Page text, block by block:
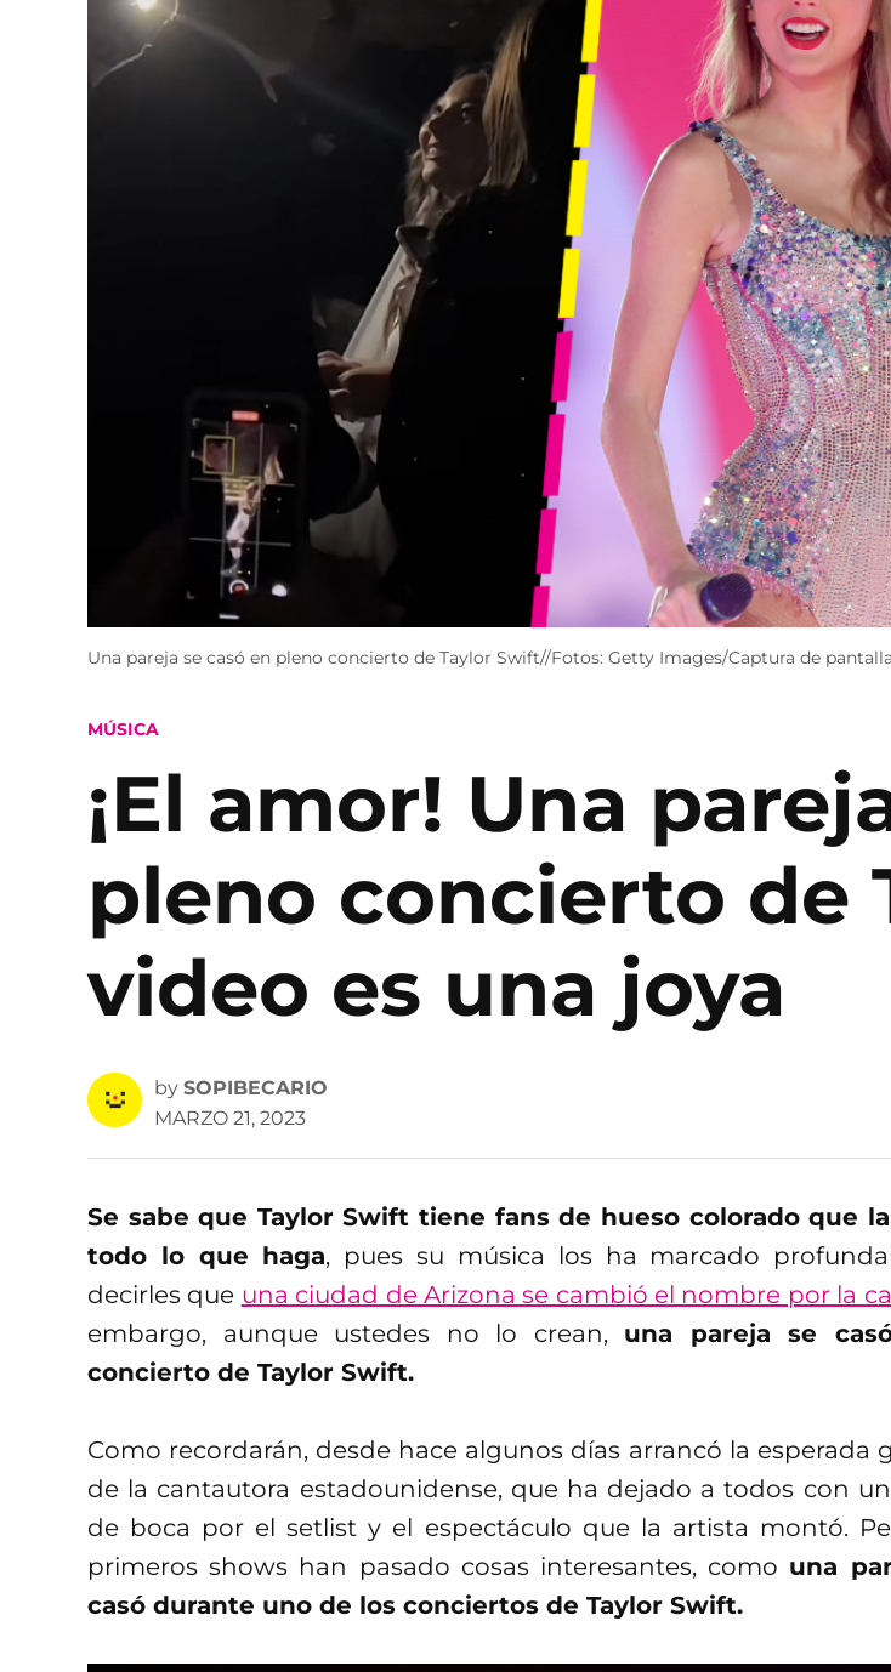
Una pareja se casó en pleno concierto de Taylor Swift//Fotos: Getty Images/Captura de pantalla
POSTED
MÚSICA
¡El amor! Una
pleno concierto de
video es una joya
by SOPIBECARIO
MARZO 21, 2023
Se sabe que Taylor Swift tiene fans de hueso colorado que
todo lo que haga, pues su música los ha marcado
decirles que una ciudad de Arizona se cambió el nombre por la
embargo, aunque ustedes no lo crean, una pareja se
concierto de Taylor Swift.
Como recordarán, desde hace algunos días arrancó la esperada
de la cantautora estadounidense, que ha dejado a todos con
de boca por el setlist y el espectáculo que la artista montó.
primeros shows han pasado cosas interesantes, como una
casó durante uno de los conciertos de Taylor Swift.